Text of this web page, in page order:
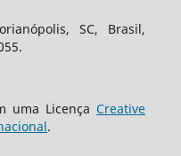
SC, Brasil,
uma LicençaCreative
.